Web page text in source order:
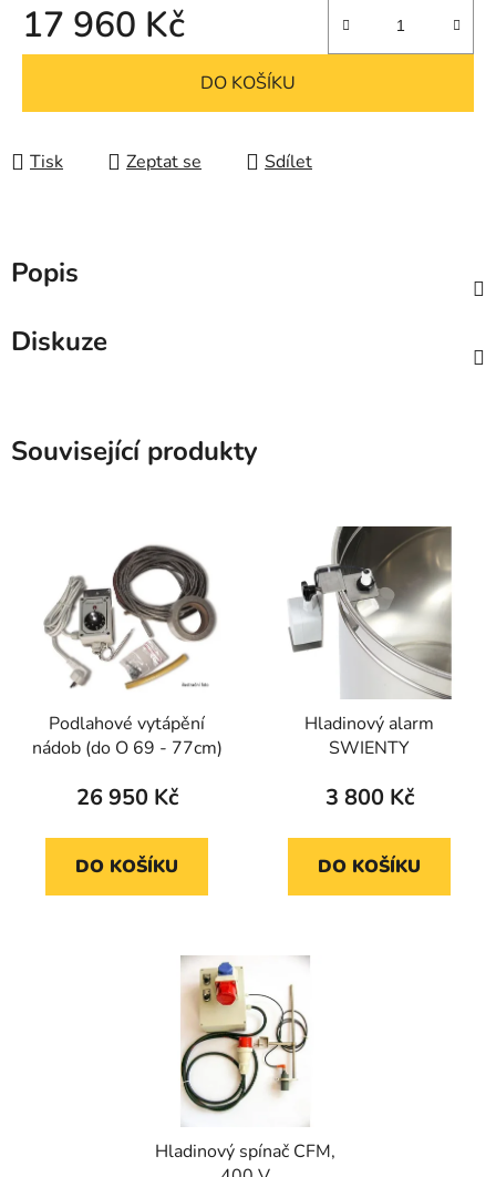
17 960 Kč
Měrná cena:
DO KOŠÍKU
Tisk Zeptat se Sdílet
Popis
Diskuze
Související produkty
Podlahové vytápění
nádob (do O 69 - 77cm)
26 950 Kč
DO KOŠÍKU
Hladinový alarm
SWIENTY
3 800 Kč
DO KOŠÍKU
Hladinový spínač CFM,